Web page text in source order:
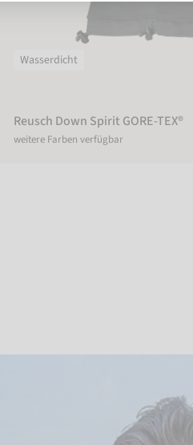
Wasserdicht
Reusch Down Spirit GORE-TEX®
weitere Farben verfügbar